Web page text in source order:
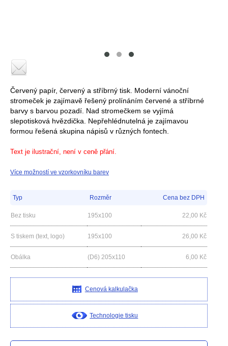
Červený papír, červený a stříbrný tisk. Moderní vánoční
stromeček je zajímavě řešený prolínáním červené a stříbrné
barvy s barvou pozadí. Nad stromečkem se vyjímá
slepotisková hvězdička. Nepřehlédnutelná je zajímavou
formou řešená skupina nápisů v různých fontech.
Text je ilustrační, není v ceně přání.
Více možností ve vzorkovníku barev
Typ Rozměr Cena bez DPH
Bez tisku 195x100 22,00 Kč
S tiskem (text, logo) 195x100 26,00 Kč
Obálka (D6) 205x110 6,00 Kč
Cenová kalkulačka
Technologie tisku